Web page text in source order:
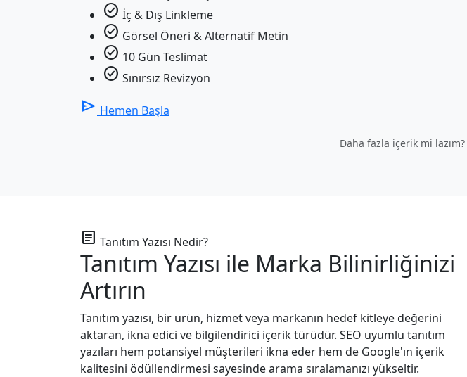
check_circle İç & Dış Linkleme
check_circle Görsel Öneri & Alternatif Metin
check_circle 10 Gün Teslimat
check_circle Sınırsız Revizyon
send Hemen Başla
Daha fazla içerik mi lazım?
article Tanıtım Yazısı Nedir?
Tanıtım Yazısı ile Marka Bilinirliğinizi
Artırın
Tanıtım yazısı, bir ürün, hizmet veya markanın hedef kitleye değerini
aktaran, ikna edici ve bilgilendirici içerik türüdür. SEO uyumlu tanıtım
yazıları hem potansiyel müşterileri ikna eder hem de Google'ın içerik
kalitesini ödüllendirmesi sayesinde arama sıralamanızı yükseltir.